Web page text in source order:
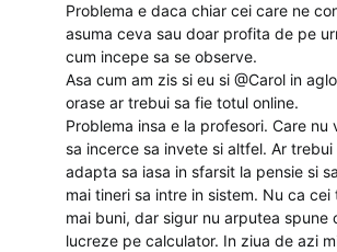
Problema e daca chiar cei care ne
asuma ceva sau doar profita de pe
cum incepe sa se observe.
Asa cum am zis si eu si @Carol in
orase ar trebui sa fie totul online.
Problema insa e la profesori. Care nu
sa incerce sa invete si altfel. Ar
adapta sa iasa in sfarsit la pensie si
mai tineri sa intre in sistem. Nu ca cei
mai buni, dar sigur nu arputea spune
lucreze pe calculator. In ziua de azi